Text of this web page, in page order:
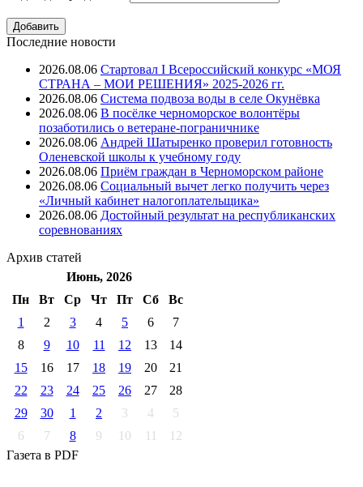
Последние новости
2026.08.06 Стартовал I Всероссийский конкурс «МОЯ
СТРАНА – МОИ РЕШЕНИЯ» 2025-2026 гг.
2026.08.06 Система подвоза воды в селе Окунёвка
2026.08.06 В посёлке черноморское волонтёры
позаботились о ветеране-пограничнике
2026.08.06 Андрей Шатыренко проверил готовность
Оленевской школы к учебному году
2026.08.06 Приём граждан в Черноморском районе
2026.08.06 Социальный вычет легко получить через
«Личный кабинет налогоплательщика»
2026.08.06 Достойный результат на республиканских
соревнованиях
Архив статей
Июнь, 2026
Пн
Вт Ср Чт Пт Cб
Вс
1
2 3 4 5 6
7
8
9 10 11 12 13
14
15
16 17 18 19 20
21
22
23 24 25 26 27
28
29
30 1 2 3 4
5
6
7 8 9 10 11
12
Газета в PDF